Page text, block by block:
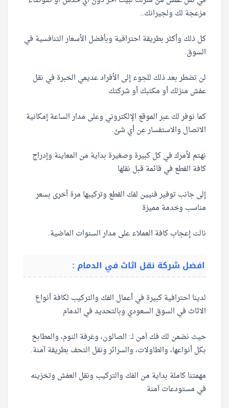
مزعجة لك ولجيرانك..
كل ذلك وأكثر بطريقة احترافية وبأفضل الأسعار التنافسية في
السوق.
لن تضطر بعد ذلك للجوء إلى الأفراد عديمي الخبرة في نقل
عفش منزلك أو مكتبك أو شركتك
كما نوفر لك عبر الموقع الإلكتروني وعلى مدار الساعة إمكانية
الاتصال والاستفسار عن أي شئ.
نهتم لأمرك في كل كبيرة وصغيرة بداية من المعاينة وإدراج
كافة القطع في قائمة قبل نقلها
إلى جانب توفير فنيين لفك القطع وتركيبها مرة أخرى بسعر
مناسب وخدمة مميزة
نالت إعجاب كافة العملاء على مدار السنوات الماضية.
افضل شركة نقل اثاث في الدمام :
لدينا احترافية كبيرة في أعمال الفك والتركيب لكافة أنواع
الاثاث في السوق السعودي وبالتحديد في الدمام
حيث نضمن لك فك آمن لـ: الصالون، وغرفة النوم، والمطابخ
بكل أنواعها، والطاولات، والسرائر ونقل التحف بطريقة آمنة.
مهمتنا كاملة بداية من الفك والتركيب ونقل العفش وتخزينه
في مستودعات آمنة